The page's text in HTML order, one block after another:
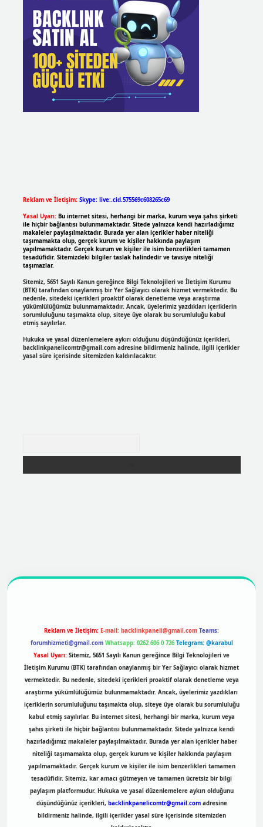
Reklam ve İletişim: Skype: live:.cid.575569c608265c69
Yasal Uyarı: Bu internet sitesi, herhangi bir marka, kurum veya şahıs şirketi
ile hiçbir bağlantısı bulunmamaktadır. Sitede yalnızca kendi hazırladığımız
makaleler paylaşılmaktadır. Burada yer alan içerikler haber niteliği
taşımamakta olup, gerçek kurum ve kişiler hakkında paylaşım
yapılmamaktadır. Gerçek kurum ve kişiler ile isim benzerlikleri tamamen
tesadüfidir. Sitemizdeki bilgiler taslak halindedir ve tavsiye niteliği
taşımazlar.
Sitemiz, 5651 Sayılı Kanun gereğince Bilgi Teknolojileri ve İletişim Kurumu
(BTK) tarafından onaylanmış bir Yer Sağlayıcı olarak hizmet vermektedir. Bu
nedenle, sitedeki içerikleri proaktif olarak denetleme veya araştırma
yükümlülüğümüz bulunmamaktadır. Ancak, üyelerimiz yazdıkları içeriklerin
sorumluluğunu taşımakta olup, siteye üye olarak bu sorumluluğu kabul
etmiş sayılırlar.
Hukuka ve yasal düzenlemelere aykırı olduğunu düşündüğünüz içerikleri,
backlinkpanelicomtr@gmail.comadresine bildirmeniz halinde, ilgili içerikler
yasal süre içerisinde sitemizden kaldırılacaktır.
Reklam ve İletişim: E-mail: backlinkpaneli@gmail.com Teams:
forumhizmeti@gmail.com Whatsapp: 0262 606 0 726 Telegram: @karabul
Yasal Uyarı: Sitemiz, 5651 Sayılı Kanun gereğince Bilgi Teknolojileri ve
İletişim Kurumu (BTK) tarafından onaylanmış bir Yer Sağlayıcı olarak hizmet
vermektedir. Bu nedenle, sitedeki içerikleri proaktif olarak denetleme veya
araştırma yükümlülüğümüz bulunmamaktadır. Ancak, üyelerimiz yazdıkları
içeriklerin sorumluluğunu taşımakta olup, siteye üye olarak bu sorumluluğu
kabul etmiş sayılırlar. Bu internet sitesi, herhangi bir marka, kurum veya
şahıs şirketi ile hiçbir bağlantısı bulunmamaktadır. Sitede yalnızca kendi
hazırladığımız makaleler paylaşılmaktadır. Burada yer alan içerikler haber
niteliği taşımamakta olup, gerçek kurum ve kişiler hakkında paylaşım
yapılmamaktadır. Gerçek kurum ve kişiler ile isim benzerlikleri tamamen
tesadüfidir. Sitemiz, kar amacı gütmeyen ve tamamen ücretsiz bir bilgi
paylaşım platformudur. Hukuka ve yasal düzenlemelere aykırı olduğunu
düşündüğünüz içerikleri, backlinkpanelicomtr@gmail.comadresine
bildirmeniz halinde, ilgili içerikler yasal süre içerisinde sitemizden